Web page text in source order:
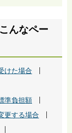
んなペー
けた場合
準負担額
更する場合